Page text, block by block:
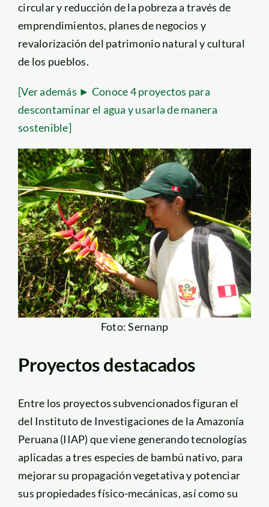
circular y reducción de la pobreza a través de
emprendimientos, planes de negocios y
revalorización del patrimonio natural y cultural
de los pueblos.
[Ver además ► Conoce 4 proyectos para
descontaminar el agua y usarla de manera
sostenible]
Foto: Sernanp
Proyectos destacados
Entre los proyectos subvencionados figuran el
del Instituto de Investigaciones de la Amazonía
Peruana (IIAP) que viene generando tecnologías
aplicadas a tres especies de bambú nativo, para
mejorar su propagación vegetativa y potenciar
sus propiedades físico-mecánicas, así como su